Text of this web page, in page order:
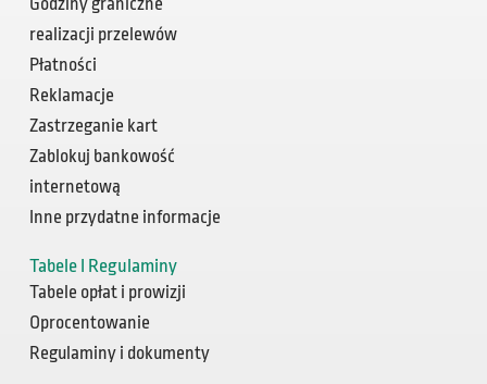
Godziny graniczne
realizacji przelewów
Płatności
Reklamacje
Zastrzeganie kart
Zablokuj bankowość
internetową
Inne przydatne informacje
Tabele I Regulaminy
Tabele opłat i prowizji
Oprocentowanie
Regulaminy i dokumenty